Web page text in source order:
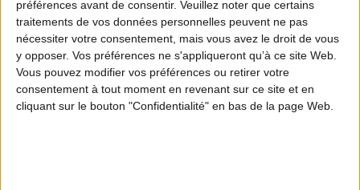
préférences avant de consentir. Veuillez noter que certains
traitements de vos données personnelles peuvent ne pas
nécessiter votre consentement, mais vous avez le droit de vous
y opposer. Vos préférences ne s'appliqueront qu’à ce site Web.
Vous pouvez modifier vos préférences ou retirer votre
consentement à tout moment en revenant sur ce site et en
cliquant sur le bouton "Confidentialité" en bas de la page Web.
13 septembre 2026 à partir de 8h.
Fermeture :
28 février 2027 jusqu'au soir
Pour connaître le détail de l'arrêté relatif à